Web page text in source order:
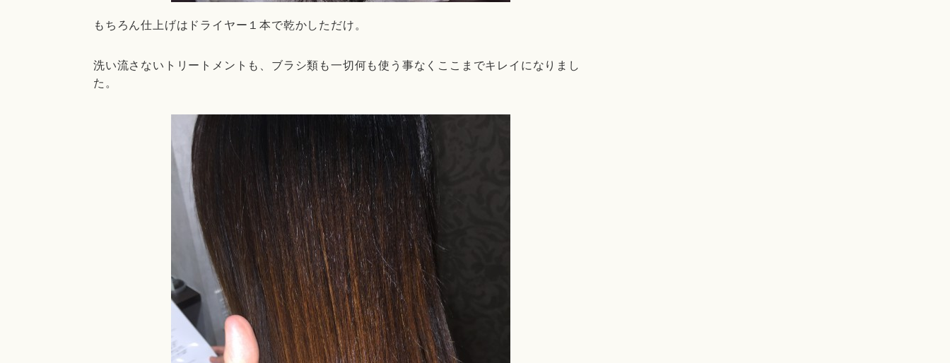
もちろん仕上げはドライヤー１本で乾かしただけ。
洗い流さないトリートメントも、ブラシ類も一切何も使う事なくここまでキレイになりまし
た。